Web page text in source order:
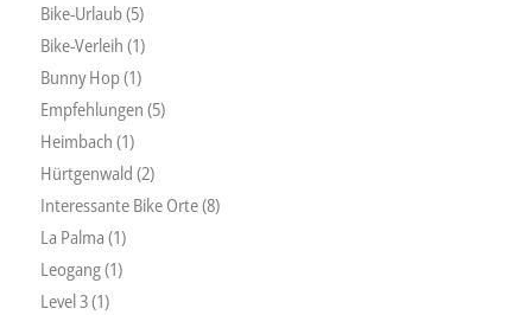
Bike-Urlaub(5)
Bike-Verleih (1)
Bunny Hop(1)
Empfehlungen (5)
Heimbach (1)
Hürtgenwald (2)
Interessante Bike Orte(8)
La Palma (1)
Leogang(1)
Level 3(1)